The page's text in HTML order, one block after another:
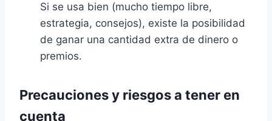
Si se usa bien (mucho tiempo libre,
estrategia, consejos), existe la posibilidad
de ganar una cantidad extra de dinero o
premios.
Precauciones y riesgos a tener en
cuenta